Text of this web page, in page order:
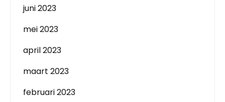
juni 2023
mei 2023
april 2023
maart 2023
februari 2023